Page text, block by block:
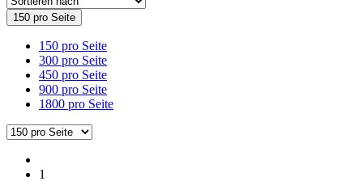
150 pro Seite
150 pro Seite
300 pro Seite
450 pro Seite
900 pro Seite
1800 pro Seite
1